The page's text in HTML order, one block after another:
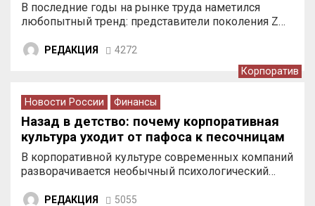
В последние годы на рынке труда наметился
любопытный тренд: представители поколения Z…
РЕДАКЦИЯ 4272
Корпоратив
Новости России Финансы
Назад в детство: почему корпоративная
культура уходит от пафоса к песочницам
В корпоративной культуре современных компаний
разворачивается необычный психологический…
РЕДАКЦИЯ 5055